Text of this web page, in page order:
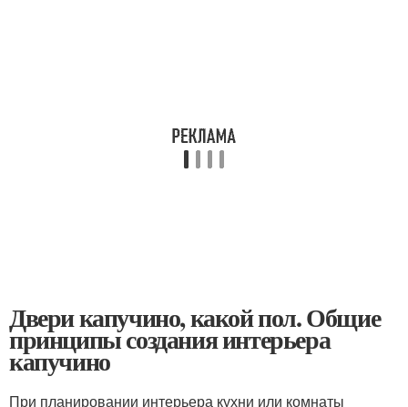
Двери капучино, какой пол. Общие
принципы создания интерьера
капучино
При планировании интерьера кухни или комнаты